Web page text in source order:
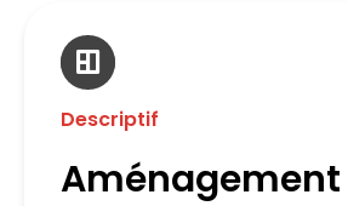
Descriptif
Aménagement